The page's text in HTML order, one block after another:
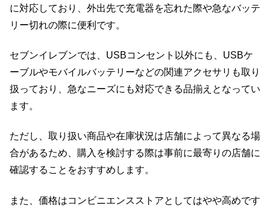
に対応しており、外出先で充電器を忘れた際や急なバッテ
リー切れの際に便利です。
セブンイレブンでは、USBコンセント以外にも、USBケ
ーブルやモバイルバッテリーなどの関連アクセサリも取り
扱っており、急なニーズにも対応できる品揃えとなってい
ます。
ただし、取り扱い商品や在庫状況は店舗によって異なる場
合があるため、購入を検討する際は事前に最寄りの店舗に
確認することをおすすめします。
また、価格はコンビニエンスストアとしてはやや高めです